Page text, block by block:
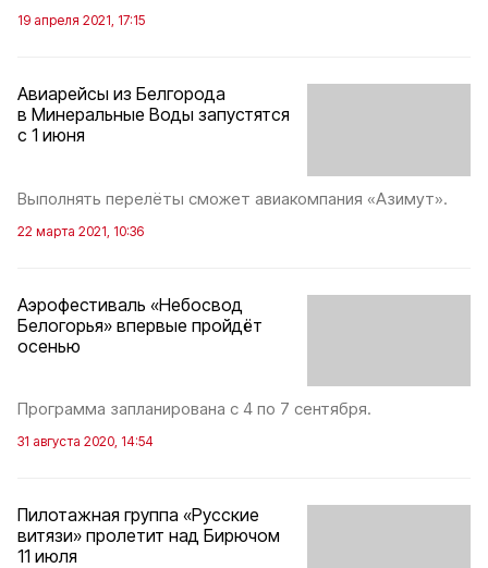
19 апреля 2021, 17:15
Авиарейсы из Белгорода
в Минеральные Воды запустятся
с 1 июня
Выполнять перелёты сможет авиакомпания «Азимут».
22 марта 2021, 10:36
Аэрофестиваль «Небосвод
Белогорья» впервые пройдёт
осенью
Программа запланирована с 4 по 7 сентября.
31 августа 2020, 14:54
Пилотажная группа «Русские
витязи» пролетит над Бирючом
11 июля